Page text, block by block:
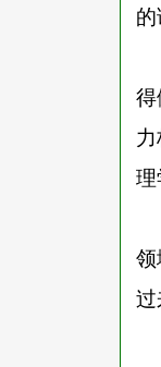
的
得
理
领
过